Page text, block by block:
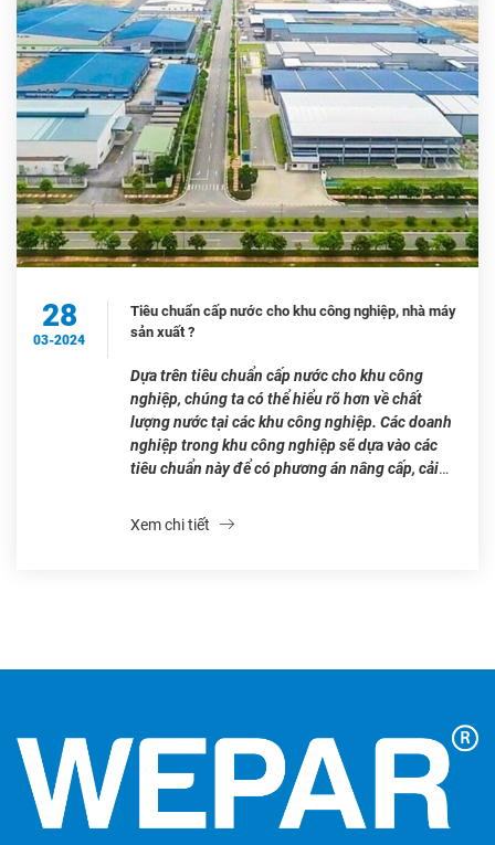
28
03-2024
Tiêu chuẩn cấp nước cho khu công nghiệp, nhà máy
sản xuất ?
Dựa trên tiêu chuẩn cấp nước cho khu công
nghiệp, chúng ta có thể hiểu rõ hơn về chất
lượng nước tại các khu công nghiệp. Các doanh
nghiệp trong khu công nghiệp sẽ dựa vào các
tiêu chuẩn này để có phương án nâng cấp, cải
Xem chi tiết